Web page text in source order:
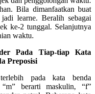
Bila dimanfaatkan buat
learne. Beralih sebagai
ke-2 tunggal. Selanjutnya
waktu.
Pada Tiap-tiap Kata
Preposisi
pada kata benda
“m” berarti maskulin, “f”